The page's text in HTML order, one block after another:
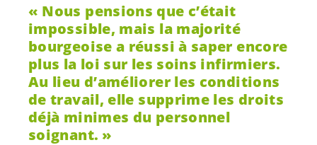
Nous pensions que c’était
impossible, mais la majorité
bourgeoise a réussi à saper encore
plus la loi sur les soins infirmiers.
Au lieu d’améliorer les conditions
de travail, elle supprime les droits
déjà minimes du personnel
soignant.